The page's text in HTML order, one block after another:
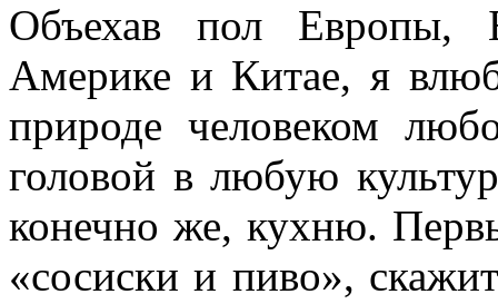
Объехав пол Европы,
Америке и Китае, я
природе человеком
головой в любую
конечно же, кухню.
«сосиски и пиво»,